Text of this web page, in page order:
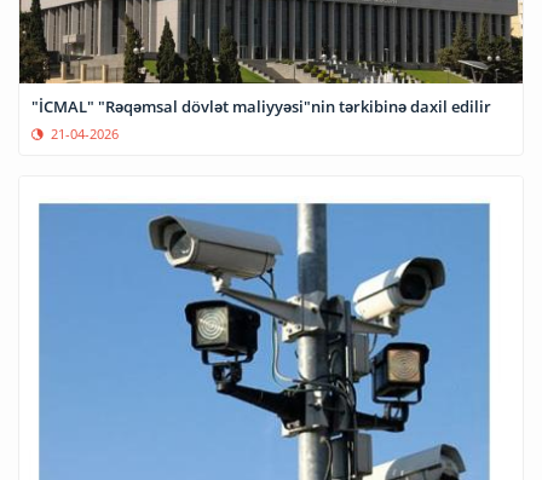
"İCMAL" "Rəqəmsal dövlət maliyyəsi"nin tərkibinə daxil edilir
21-04-2026